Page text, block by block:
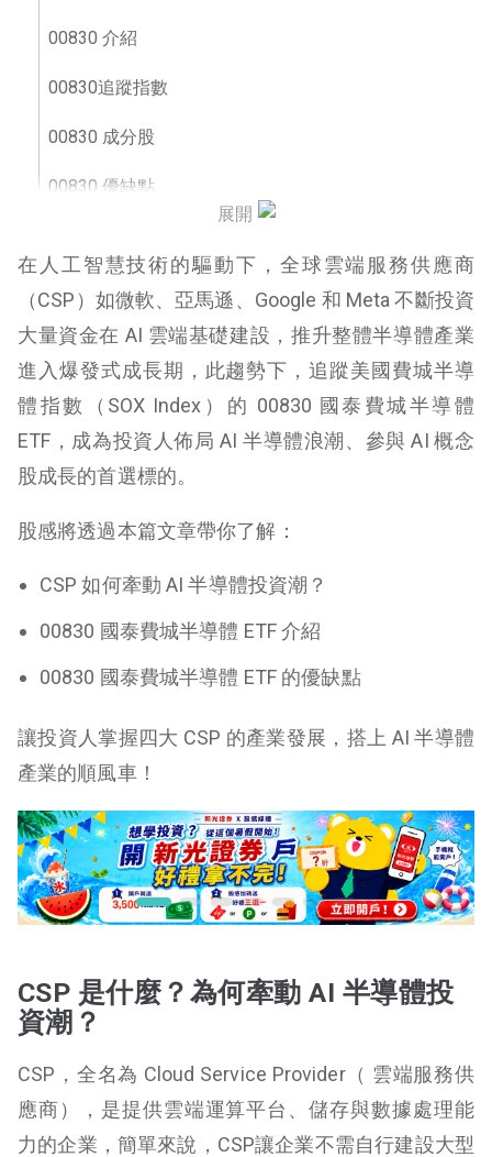
00830 介紹
00830追蹤指數
00830 成分股
00830 優缺點
展開
在人工智慧技術的驅動下，全球雲端服務供應商
（CSP）如微軟、亞馬遜、Google 和 Meta 不斷投資
大量資金在 AI 雲端基礎建設，推升整體半導體產業
進入爆發式成長期，此趨勢下，追蹤美國費城半導
體指數（SOX Index）的 00830 國泰費城半導體
ETF，成為投資人佈局 AI 半導體浪潮、參與 AI 概念
股成長的首選標的。
股感將透過本篇文章帶你了解：
CSP 如何牽動 AI 半導體投資潮？
00830 國泰費城半導體 ETF 介紹
00830 國泰費城半導體 ETF 的優缺點
讓投資人掌握四大 CSP 的產業發展，搭上 AI 半導體
產業的順風車！
CSP 是什麼？為何牽動 AI 半導體投
資潮？
CSP，全名為 Cloud Service Provider（ 雲端服務供
應商），是提供雲端運算平台、儲存與數據處理能
力的企業，簡單來說，CSP讓企業不需自行建設大型